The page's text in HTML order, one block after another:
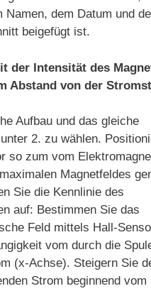
Namen, dem Datum und
beigefügt ist.
der Intensität des
Abstand von der
Aufbau und das gleiche
2. zu wählen.
so zum vom
Magnetfeldes
Sie die Kennlinie des
auf: Bestimmen Sie das
Feld mittels Hall-
vom durch die
(x-Achse). Steigern Sie
Strom beginnend vom